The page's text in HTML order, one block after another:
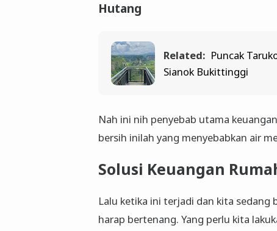
Hutang
Related: Puncak
Sianok Bukittinggi
Nah ini nih penyebab utama
bersih inilah yang menyebabkan air
Solusi Keuangan
Lalu ketika ini terjadi dan kita sedang
harap bertenang. Yang perlu kita